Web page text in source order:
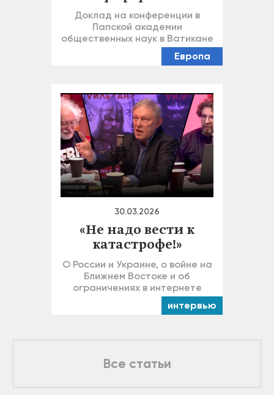
Доклад на конференции в
Папской академии
общественных наук в Ватикане
Европа
30.03.2026
«Не надо вести к
катастрофе!»
О России и Украине, о войне на
Ближнем Востоке и об
ограничениях в интернете
интервью
Все статьи